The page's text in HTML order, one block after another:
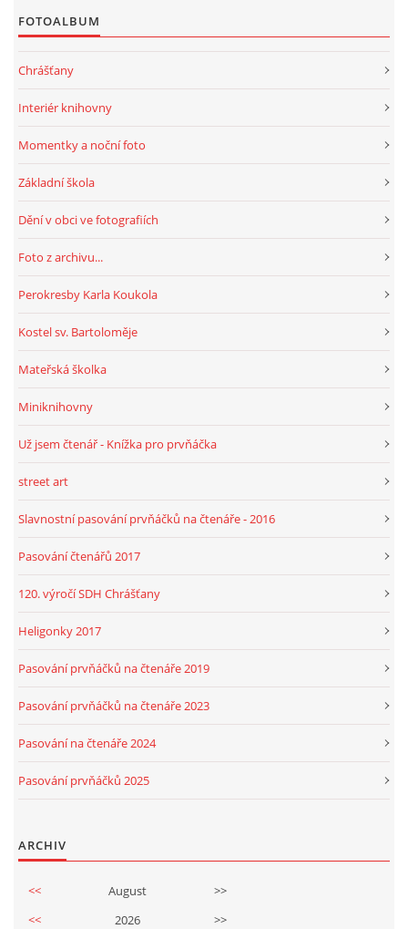
FOTOALBUM
Chrášťany
Interiér knihovny
Momentky a noční foto
Základní škola
Dění v obci ve fotografiích
Foto z archivu...
Perokresby Karla Koukola
Kostel sv. Bartoloměje
Mateřská školka
Miniknihovny
Už jsem čtenář - Knížka pro prvňáčka
street art
Slavnostní pasování prvňáčků na čtenáře - 2016
Pasování čtenářů 2017
120. výročí SDH Chrášťany
Heligonky 2017
Pasování prvňáčků na čtenáře 2019
Pasování prvňáčků na čtenáře 2023
Pasování na čtenáře 2024
Pasování prvňáčků 2025
ARCHIV
<< August
>>
<<
2026 >>